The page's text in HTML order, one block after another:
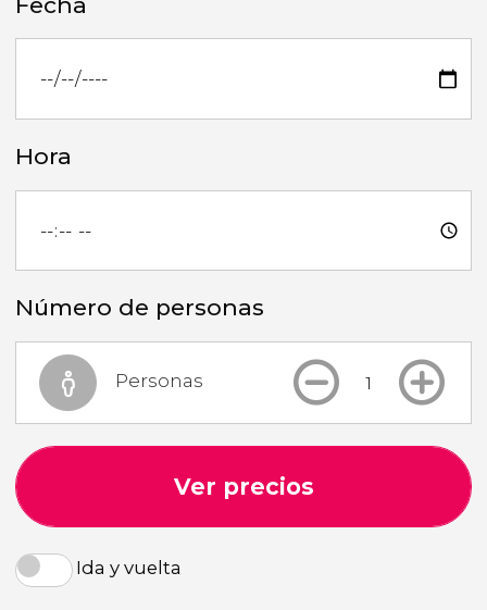
Hora
Número de personas
Personas
Ver precios
Ida y vuelta